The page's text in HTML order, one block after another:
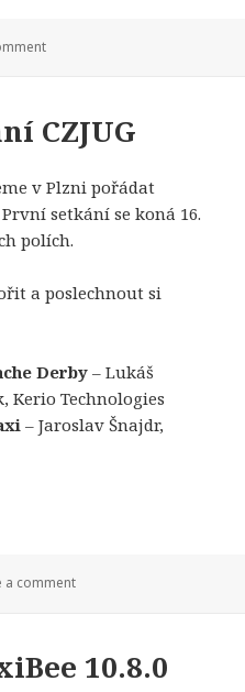
CZJUG
v Plzni pořádat
První setkání se koná 16.
polích.
a poslechnout si
Derby– Lukáš
Kerio Technologies
– Jaroslav Šnajdr,
a comment
10.8.0